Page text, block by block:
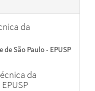
da
São Paulo - EPUSP
da